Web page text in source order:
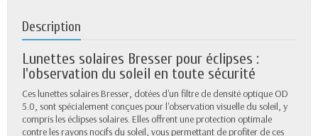
Description
Lunettes solaires Bresser pour éclipses :
l'observation du soleil en toute sécurité
Ces lunettes solaires Bresser, dotées d'un filtre de densité optique OD
5.0, sont spécialement conçues pour l'observation visuelle du soleil, y
compris les éclipses solaires. Elles offrent une protection optimale
contre les rayons nocifs du soleil, vous permettant de profiter de ces